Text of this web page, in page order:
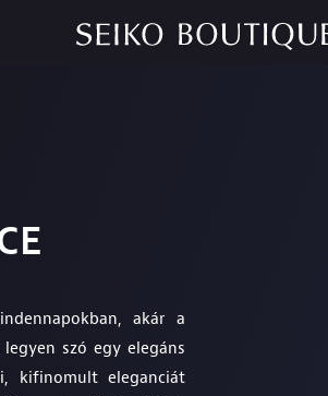
akár a
szó egy elegáns
kifinomult eleganciát